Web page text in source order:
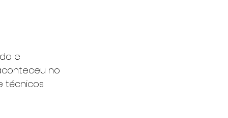
e
no
técnicos